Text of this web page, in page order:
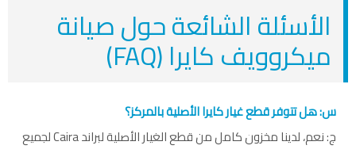
الأسئلة الشائعة حول صيانة
ميكروويف كايرا (FAQ)
س: هل تتوفر قطع غيار كايرا الأصلية بالمركز؟
ج: نعم، لدينا مخزون كامل من قطع الغيار الأصلية لبراند Caira لجميع